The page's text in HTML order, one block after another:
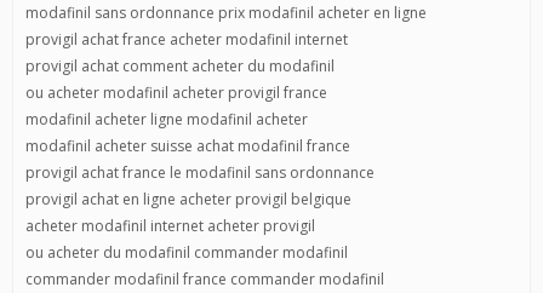
modafinil sans ordonnance prix modafinil acheter en ligne
provigil achat france acheter modafinil internet
provigil achat comment acheter du modafinil
ou acheter modafinil acheter provigil france
modafinil acheter ligne modafinil acheter
modafinil acheter suisse achat modafinil france
provigil achat france le modafinil sans ordonnance
provigil achat en ligne acheter provigil belgique
acheter modafinil internet acheter provigil
ou acheter du modafinil commander modafinil
commander modafinil france commander modafinil